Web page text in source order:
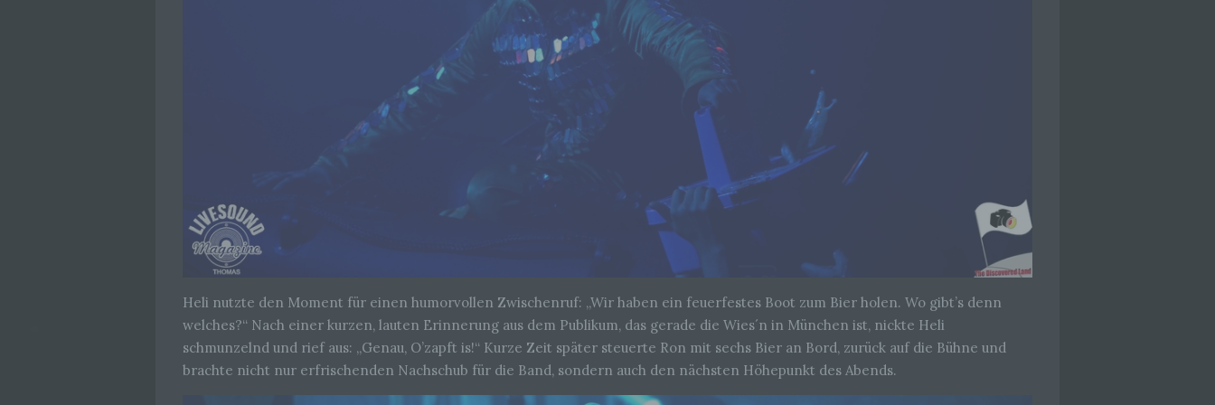
Heli nutzte den Moment für einen humorvollen Zwischenruf: „Wir haben ein feuerfestes Boot zum Bier holen. Wo gibt’s denn
welches?“ Nach einer kurzen, lauten Erinnerung aus dem Publikum, das gerade die Wies´n in München ist, nickte Heli
schmunzelnd und rief aus: „Genau, O’zapft is!“ Kurze Zeit später steuerte Ron mit sechs Bier an Bord, zurück auf die Bühne und
brachte nicht nur erfrischenden Nachschub für die Band, sondern auch den nächsten Höhepunkt des Abends.
werden, um bestimmte persönliche Aspekte, die sich auf eine natürliche
Person beziehen, zu bewerten, insbesondere, um Aspekte bezüglich
Arbeitsleistung, wirtschaftlicher Lage, Gesundheit, persönlicher Vorlieben,
Interessen, Zuverlässigkeit, Verhalten, Aufenthaltsort oder Ortswechsel
dieser natürlichen Person zu analysieren oder vorherzusagen.
Pseudonymisierung ist die Verarbeitung personenbezogener Daten in einer
Weise, auf welche die personenbezogenen Daten ohne Hinzuziehung
zusätzlicher Informationen nicht mehr einer spezifischen betroffenen
Person zugeordnet werden können, sofern diese zusätzlichen
Informationen gesondert aufbewahrt werden und technischen und
organisatorischen Maßnahmen unterliegen, die gewährleisten, dass die
personenbezogenen Daten nicht einer identifizierten oder identifizierbaren
g) Verantwortlicher oder für die Verarbeitung Verantwortlicher
Verantwortlicher oder für die Verarbeitung Verantwortlicher ist die natürliche
oder juristische Person, Behörde, Einrichtung oder andere Stelle, die allein
oder gemeinsam mit anderen über die Zwecke und Mittel der Verarbeitung